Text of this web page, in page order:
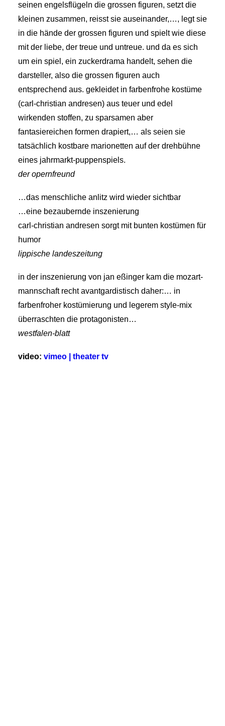
seinen engelsflügeln die grossen figuren, setzt die
kleinen zusammen, reisst sie auseinander,…, legt sie
in die hände der grossen figuren und spielt wie diese
mit der liebe, der treue und untreue. und da es sich
um ein spiel, ein zuckerdrama handelt, sehen die
darsteller, also die grossen figuren auch
entsprechend aus. gekleidet in farbenfrohe kostüme
(carl-christian andresen) aus teuer und edel
wirkenden stoffen, zu sparsamen aber
fantasiereichen formen drapiert,… als seien sie
tatsächlich kostbare marionetten auf der drehbühne
eines jahrmarkt-puppenspiels.
der opernfreund
…das menschliche anlitz wird wieder sichtbar
…eine bezaubernde inszenierung
carl-christian andresen sorgt mit bunten kostümen für
humor
lippische landeszeitung
in der inszenierung von jan eßinger kam die mozart-
mannschaft recht avantgardistisch daher:… in
farbenfroher kostümierung und legerem style-mix
überraschten die protagonisten…
westfalen-blatt
video: vimeo | theater tv